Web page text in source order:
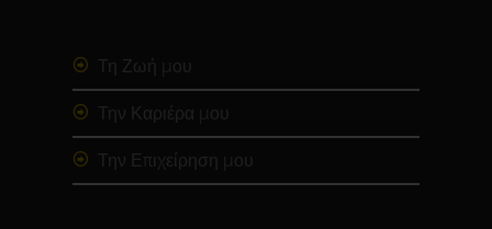
Τη Ζωή μου
Την Καριέρα μου
Την Επιχείρηση μου